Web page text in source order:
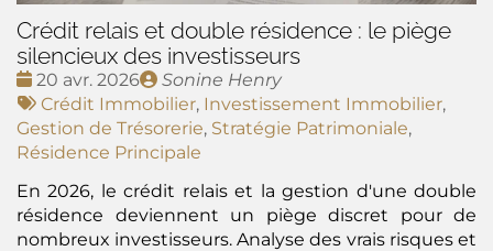
Crédit relais et double résidence : le piège
silencieux des investisseurs
Date
:
20 avr. 2026
Publié
par
Sonine Henry
Tags
:
Crédit Immobilier, Investissement Immobilier,
Gestion de Trésorerie, Stratégie Patrimoniale,
Résidence Principale
En 2026, le crédit relais et la gestion d'une double
résidence deviennent un piège discret pour de
nombreux investisseurs. Analyse des vrais risques et